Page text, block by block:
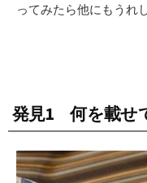
ってみたら他にもうれ
発見1 何を載せ